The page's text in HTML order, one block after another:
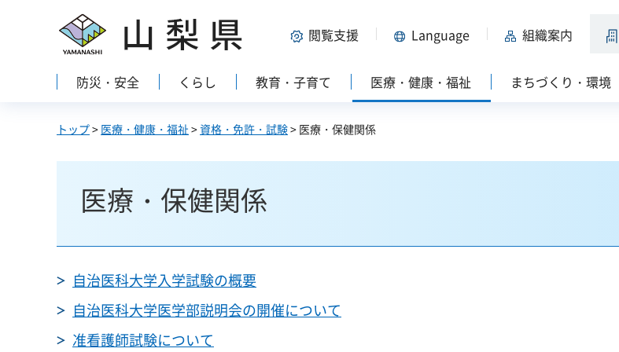
山梨県 閲覧支援 Language 組織案内
防災・安全 くらし 教育・子育て 医療・健康・福祉 まちづくり・環境
トップ> 医療・健康・福祉 >資格・免許・試験> 医療・保健関係
医療・保健関係
自治医科大学入学試験の概要
自治医科大学医学部説明会の開催について
准看護師試験について